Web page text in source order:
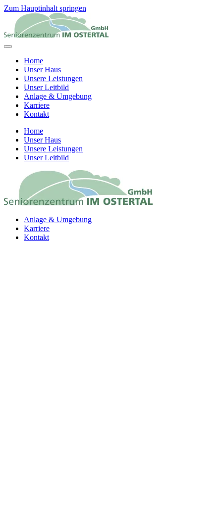
Zum Hauptinhalt springen
Home
Unser Haus
Unsere Leistungen
Unser Leitbild
Anlage & Umgebung
Karriere
Kontakt
Home
Unser Haus
Unsere Leistungen
Unser Leitbild
Anlage & Umgebung
Karriere
Kontakt